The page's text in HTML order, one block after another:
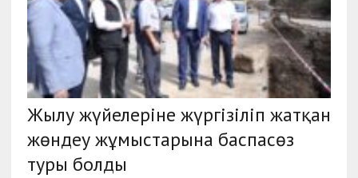
Жылу жүйелеріне жүргізіліп жатқан
жөндеу жұмыстарына баспасөз
туры болды